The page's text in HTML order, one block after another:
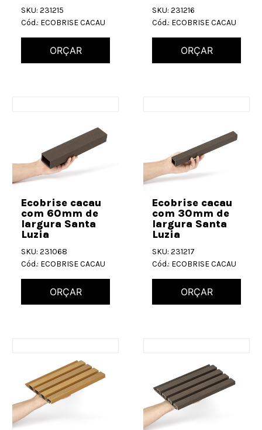
SKU: 231215
Cód.: ECOBRISE CACAU
ORÇAR
SKU: 231216
Cód.: ECOBRISE CACAU
ORÇAR
Ecobrise cacau
com 60mm de
largura Santa
Luzia
SKU: 231068
Cód.: ECOBRISE CACAU
ORÇAR
Ecobrise cacau
com 30mm de
largura Santa
Luzia
SKU: 231217
Cód.: ECOBRISE CACAU
ORÇAR